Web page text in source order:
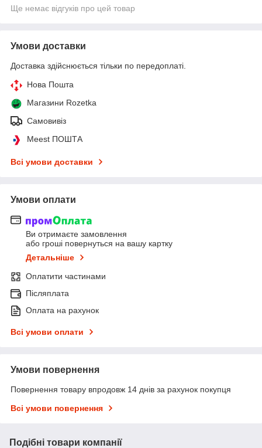
Ще немає відгуків про цей товар
Умови доставки
Доставка здійснюється тільки по передоплаті.
Нова Пошта
Магазини Rozetka
Самовивіз
Meest ПОШТА
Всі умови доставки
Умови оплати
Ви отримаєте замовлення
або гроші повернуться на вашу картку
Детальніше
Оплатити частинами
Післяплата
Оплата на рахунок
Всі умови оплати
Умови повернення
Повернення товару впродовж 14 днів за рахунок покупця
Всі умови повернення
Подібні товари компанії